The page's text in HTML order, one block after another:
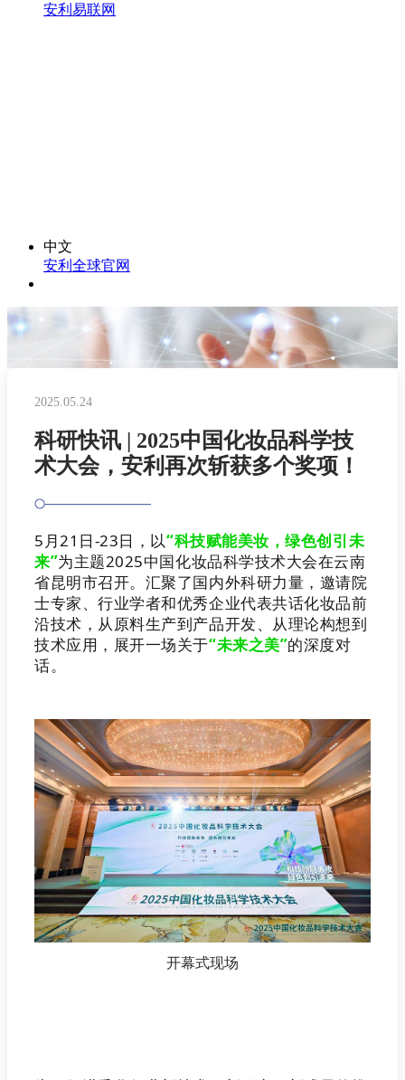
安利易联网
中文
安利全球官网
2025.05.24
科研快讯 | 2025中国化妆品科学技
术大会，安利再次斩获多个奖项！
5月21日-23日，以“科技赋能美妆，绿色创引未
来”为主题2025中国化妆品科学技术大会在云南
省昆明市召开。汇聚了国内外科研力量，邀请院
士专家、行业学者和优秀企业代表共话化妆品前
沿技术，从原料生产到产品开发、从理论构想到
技术应用，展开一场关于“未来之美”的深度对
话。
开幕式现场